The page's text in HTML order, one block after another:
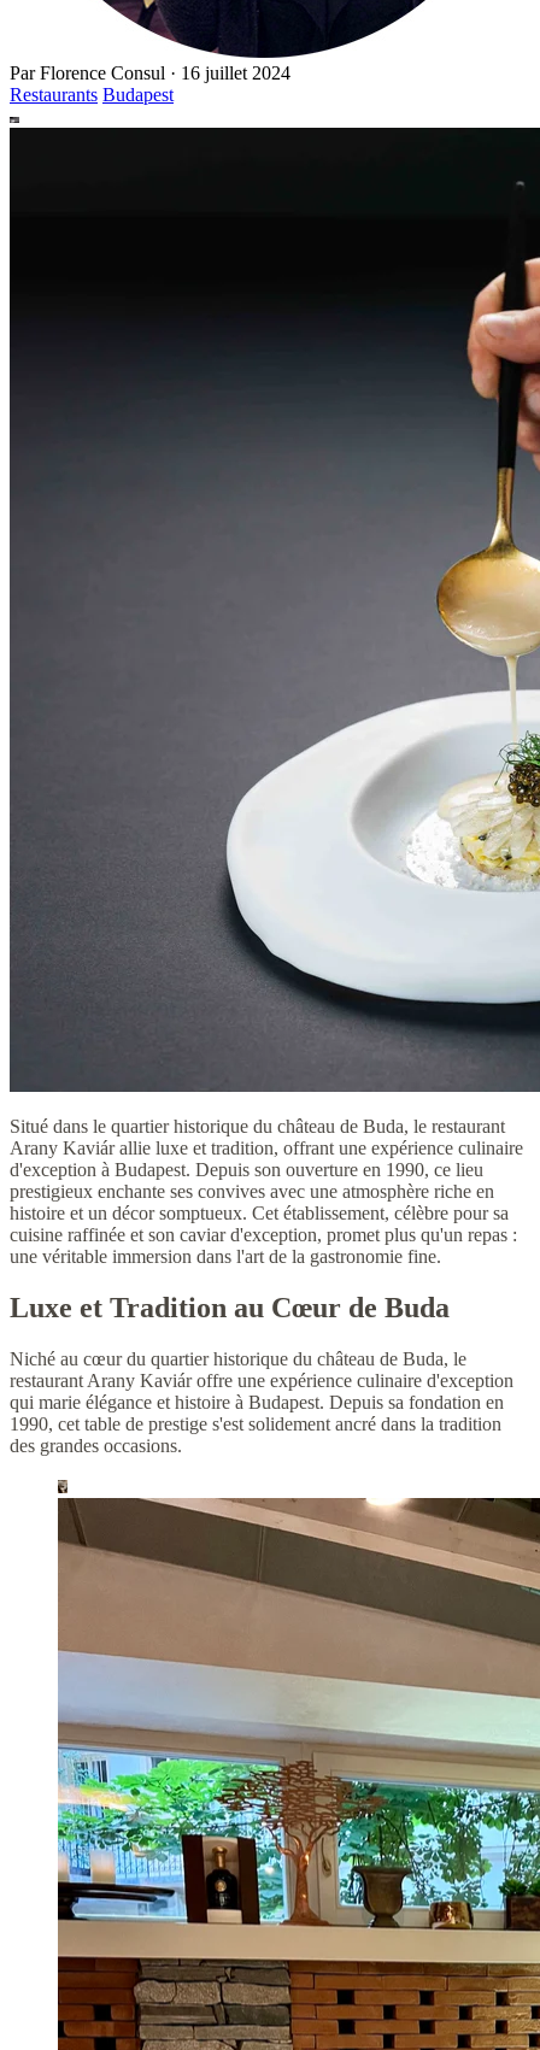
ParFlorence Consul · 16 juillet 2024
Restaurants Budapest
Situé dans le quartier historique du château de Buda, le restaurant
Arany Kaviár allie luxe et tradition, offrant une expérience culinaire
d'exception à Budapest. Depuis son ouverture en 1990, ce lieu
prestigieux enchante ses convives avec une atmosphère riche en
histoire et un décor somptueux. Cet établissement, célèbre pour sa
cuisine raffinée et son caviar d'exception, promet plus qu'un repas :
une véritable immersion dans l'art de la gastronomie fine.
Luxe et Tradition au Cœur de Buda
Niché au cœur du quartier historique du château de Buda, le
restaurant Arany Kaviár offre une expérience culinaire d'exception
qui marie élégance et histoire à Budapest. Depuis sa fondation en
1990, cet table de prestige s'est solidement ancré dans la tradition
des grandes occasions.